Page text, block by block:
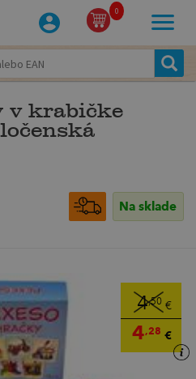
0
v krabičke
Na sklade
4,50 €
4,28 €